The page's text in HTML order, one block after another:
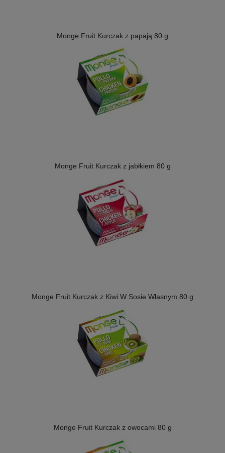
Monge Fruit Kurczak z papają 80 g
Monge Fruit Kurczak z jabłkiem 80 g
Monge Fruit Kurczak z Kiwi W Sosie Własnym 80 g
Monge Fruit Kurczak z owocami 80 g